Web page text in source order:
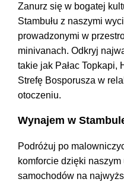
Zanurz się w bogatej
Stambułu z naszymi
prowadzonymi w
minivanach. Odkryj
takie jak Pałac Topkapi,
Strefę Bosporusza w
otoczeniu.
Wynajem w
Podróżuj po
komforcie dzięki naszym
samochodów na